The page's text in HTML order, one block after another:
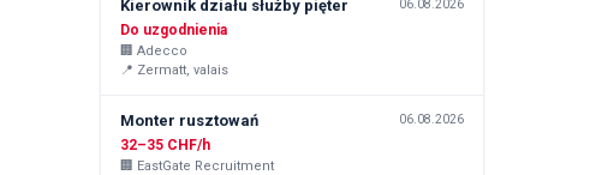
Kierownik działu służby pięter 06.08.2026
Do uzgodnienia
🏢 Adecco
📍 Zermatt, valais
Monter rusztowań 06.08.2026
32–35 CHF/h
🏢 EastGate Recruitment